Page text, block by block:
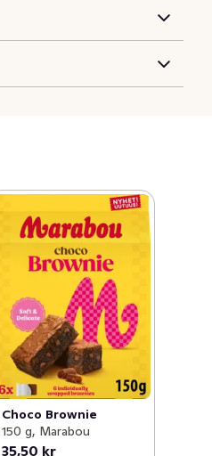
Choco Brownie
150 g, Marabou
35,50 kr